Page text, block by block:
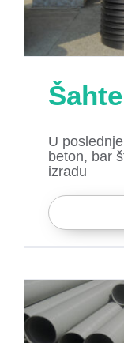
Šahte
U
beton, bar
izradu